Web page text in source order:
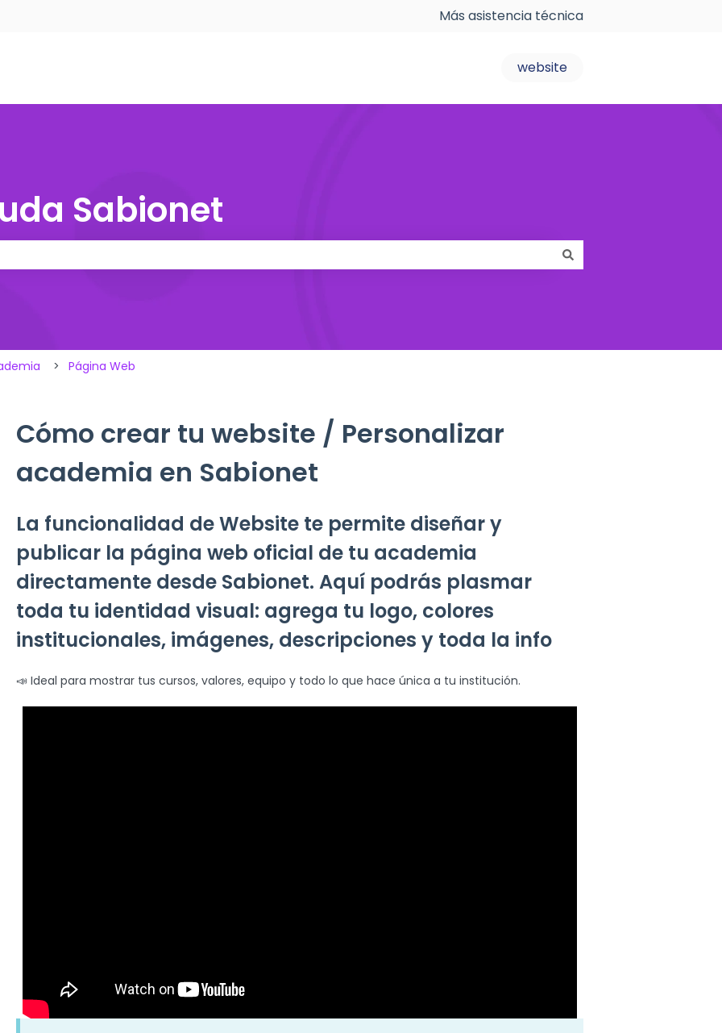
de Más asistencia técnica
website
Sabionet
Página Web
Cómo crear tu website / Personalizar
academia en Sabionet
La funcionalidad de Website te permite diseñar y
publicar la página web oficial de tu academia
directamente desde Sabionet. Aquí podrás plasmar
toda tu identidad visual: agrega tu logo, colores
institucionales, imágenes, descripciones y toda la info
📣 Ideal para mostrar tus cursos, valores, equipo y todo lo que hace única a tu institución.